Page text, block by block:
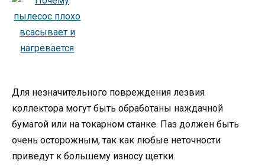
Для незначительного повреждения лезвия
коллектора могут быть обработаны наждачной
бумагой или на токарном станке. Паз должен быть
очень осторожным, так как любые неточности
приведут к большему износу щетки.